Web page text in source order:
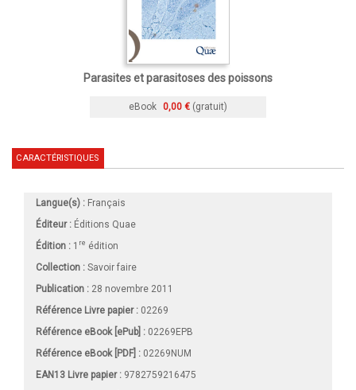
Parasites et parasitoses des poissons
eBook 0,00 € (gratuit)
CARACTÉRISTIQUES
Langue(s) : Français
Éditeur : Éditions Quae
Édition : 1 re édition
Collection : Savoir faire
Publication : 28 novembre 2011
Référence Livre papier : 02269
Référence eBook [ePub] : 02269EPB
Référence eBook [PDF] : 02269NUM
EAN13 Livre papier : 9782759216475